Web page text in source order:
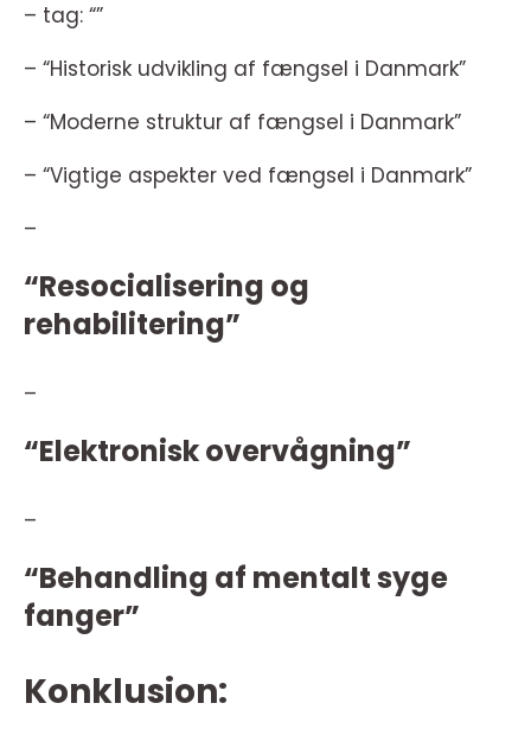
– tag: “”
– “Historisk udvikling af fængsel i Danmark”
– “Moderne struktur af fængsel i Danmark”
– “Vigtige aspekter ved fængsel i Danmark”
–
“Resocialisering og
rehabilitering”
–
“Elektronisk overvågning”
–
“Behandling af mentalt syge
fanger”
Konklusion: